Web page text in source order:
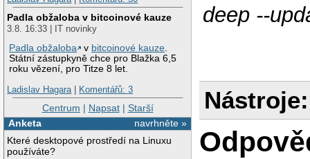
Padla obžaloba v bitcoinové kauze
3.8. 16:33 | IT novinky
Padla obžaloba
v bitcoinové kauze.
Státní zástupkyně chce pro Blažka 6,5
roku vězení, pro Titze 8 let.
Ladislav Hagara| Komentářů: 3
Centrum | Napsat| Starší
navrhněte »
Anketa
Které desktopové prostředí na Linuxu
používáte?
deep --
Nástroje: